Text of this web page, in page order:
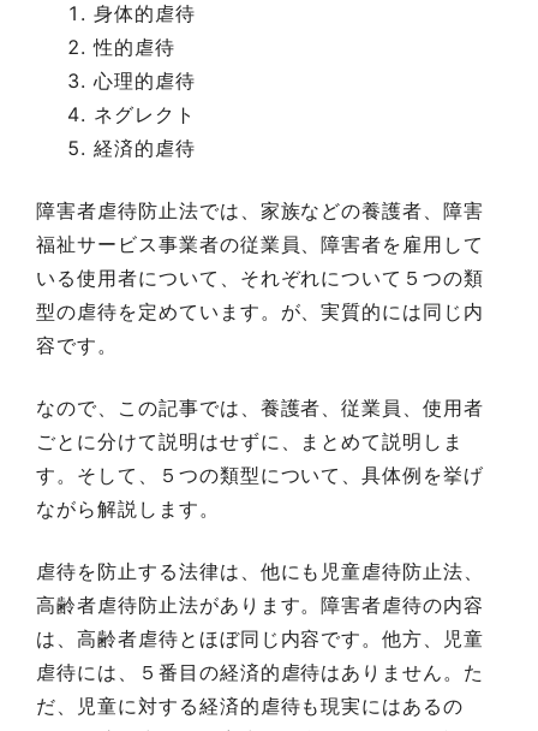
身体的虐待
性的虐待
心理的虐待
ネグレクト
経済的虐待
障害者虐待防止法では、家族などの養護者、障害
福祉サービス事業者の従業員、障害者を雇用して
いる使用者について、それぞれについて５つの類
型の虐待を定めています。が、実質的には同じ内
容です。
なので、この記事では、養護者、従業員、使用者
ごとに分けて説明はせずに、まとめて説明しま
す。そして、５つの類型について、具体例を挙げ
ながら解説します。
虐待を防止する法律は、他にも児童虐待防止法、
高齢者虐待防止法があります。障害者虐待の内容
は、高齢者虐待とほぼ同じ内容です。他方、児童
虐待には、５番目の経済的虐待はありません。た
だ、児童に対する経済的虐待も現実にはあるの